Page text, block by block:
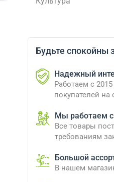
Будьте спокойны
Надежный
Работаем с
покупателей на
Мы работаем
Все товары
требованиям
Большой
В нашем